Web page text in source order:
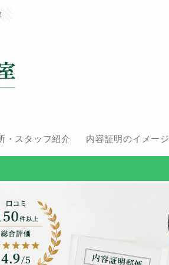
・スタッフ紹介 内容証明のイメージ